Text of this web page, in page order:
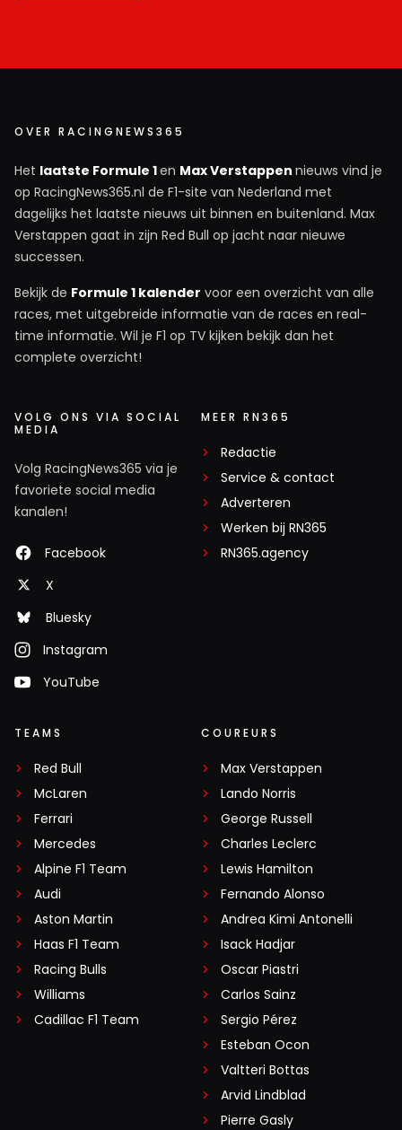
OVER RACINGNEWS365
Het laatste Formule 1en Max Verstappen nieuws vind je
op RacingNews365.nl de F1-site van Nederland met
dagelijks het laatste nieuws uit binnen en buitenland. Max
Verstappen gaat in zijn Red Bull op jacht naar nieuwe
successen.
Bekijk de Formule 1 kalender voor een overzicht van alle
races, met uitgebreide informatie van de races en real-
time informatie. Wil je F1 op TV kijken bekijk dan het
complete overzicht!
VOLG ONS VIA SOCIAL
MEDIA
Volg RacingNews365 via je
favoriete social media
kanalen!
Facebook
X
Bluesky
Instagram
YouTube
MEER RN365
Redactie
Service & contact
Adverteren
Werken bij RN365
RN365.agency
TEAMS
Red Bull
McLaren
Ferrari
Mercedes
Alpine F1 Team
Audi
Aston Martin
Haas F1 Team
Racing Bulls
Williams
Cadillac F1 Team
COUREURS
Max Verstappen
Lando Norris
George Russell
Charles Leclerc
Lewis Hamilton
Fernando Alonso
Andrea Kimi Antonelli
Isack Hadjar
Oscar Piastri
Carlos Sainz
Sergio Pérez
Esteban Ocon
Valtteri Bottas
Arvid Lindblad
Pierre Gasly